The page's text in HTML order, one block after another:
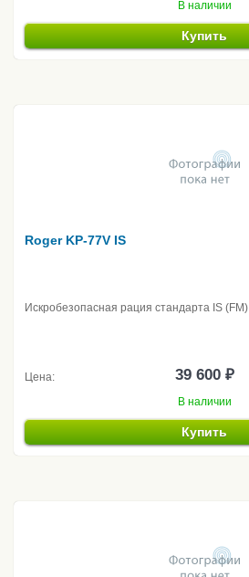
В наличии
Купить
Roger KP-77V IS
Искробезопасная рация стандарта IS (FM)
Цена: 39 600 ₽
В наличии
Купить